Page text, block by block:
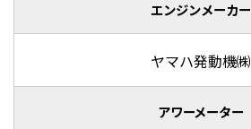
エンジンメーカー
ヤマハ発動機㈱
アワーメーター